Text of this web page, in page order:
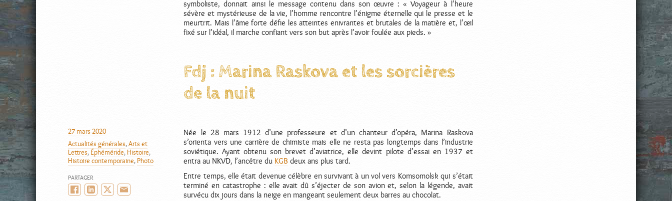
symboliste, donnait ainsi le message contenu dans son œuvre : « Voyageur à l’heure
sévère et mystérieuse de la vie, l’homme rencontre l’énigme éternelle qui le presse et le
meurtrit. Mais l’âme forte défie les atteintes enivrantes et brutales de la matière et, l’œil
fixé sur l’idéal, il marche confiant vers son but après l’avoir foulée aux pieds. »
Fdj : Marina Raskova et les sorcières
de la nuit
Née le 28 mars 1912 d’une professeure et d’un chanteur d’opéra, Marina Raskova
s’orienta vers une carrière de chimiste mais elle ne resta pas longtemps dans l’industrie
soviétique. Ayant obtenu son brevet d’aviatrice, elle devint pilote d’essai en 1937 et
entra au NKVD, l’ancêtre du KGB deux ans plus tard.
Entre temps, elle était devenue célèbre en survivant à un vol vers Komsomolsk qui s’était
terminé en catastrophe : elle avait dû s’éjecter de son avion et, selon la légende, avait
survécu dix jours dans la neige en mangeant seulement deux barres au chocolat.
AUTEUR
PUBLIÉ
LE
27 mars 2020
CATÉGORIES
Actualités générales,Arts et
Lettres, Éphéméride, Histoire,
Histoire contemporaine, Photo
PARTAGER
FacebookLinkedInTwitter/X